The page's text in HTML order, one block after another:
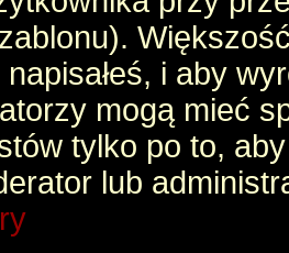
i aby
mogą mieć
tylko po to,
lub